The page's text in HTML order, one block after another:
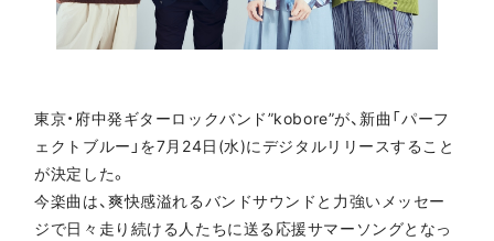
東京・府中発ギターロックバンド”kobore”が、新曲「パーフ
ェクトブルー」を7月24日(水)にデジタルリリースすること
が決定した。
今楽曲は、爽快感溢れるバンドサウンドと力強いメッセー
ジで日々走り続ける人たちに送る応援サマーソングとなっ